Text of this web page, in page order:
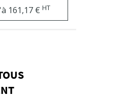
161,17 € HT